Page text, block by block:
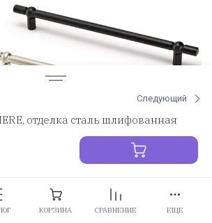
Следующий
отделка сталь шлифованная
Заказать
КОРЗИНА СРАВНЕНИЕ ЕЩЕ